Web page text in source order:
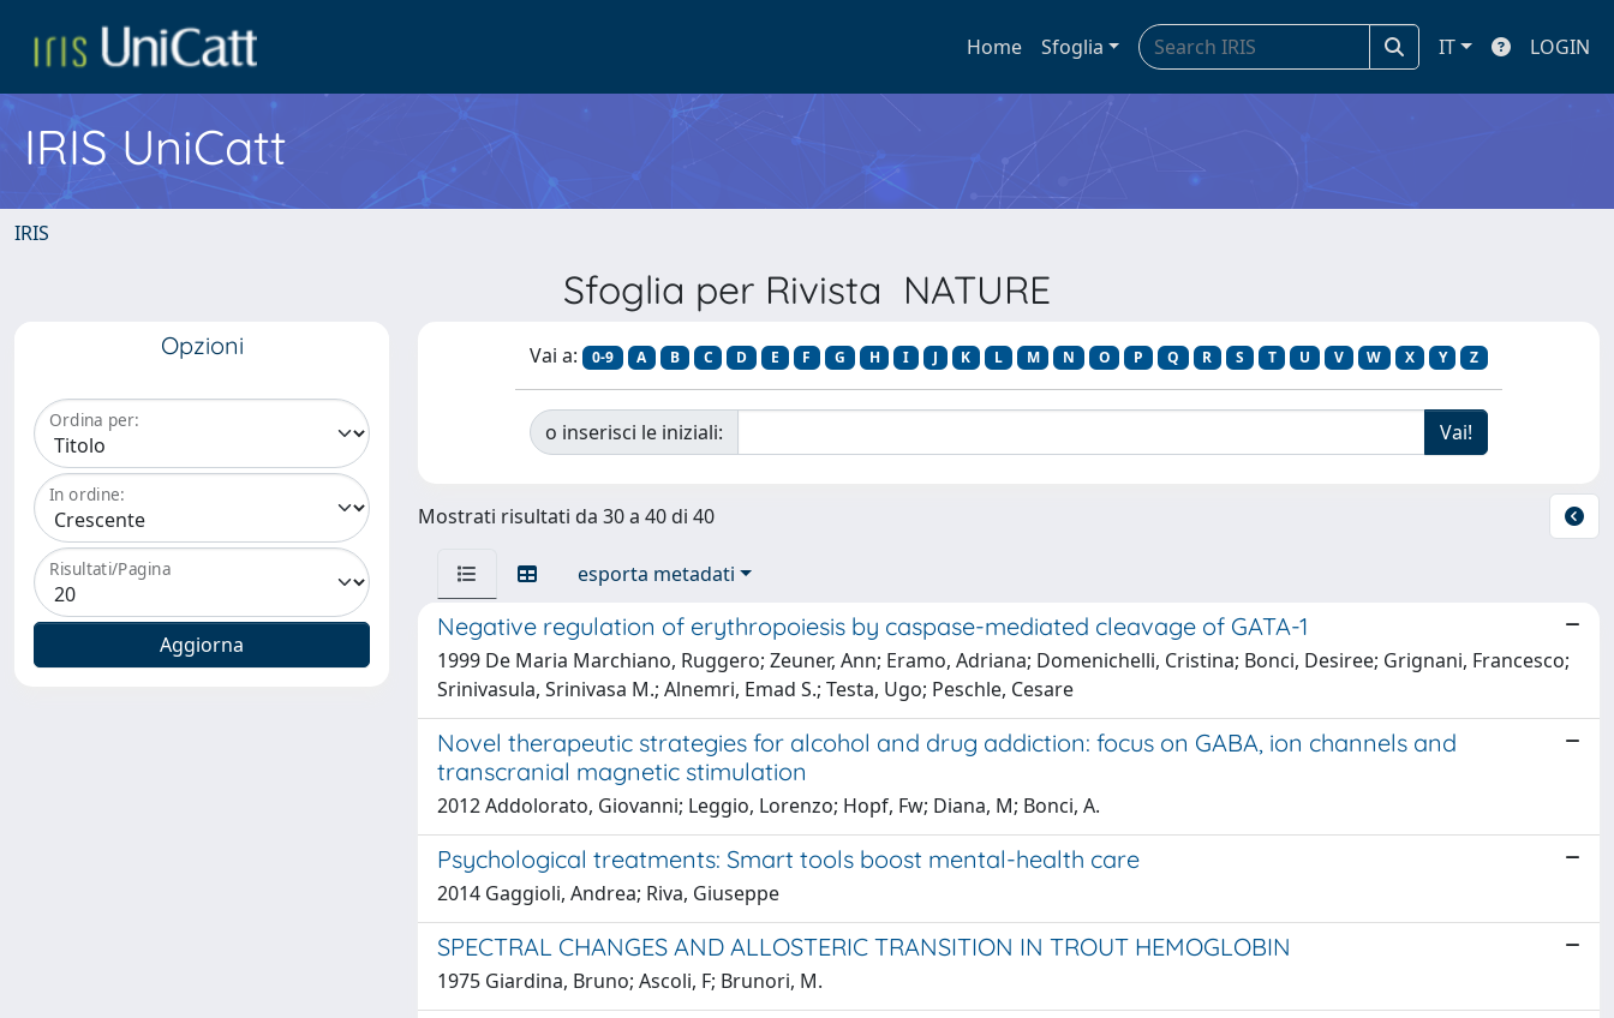
Home Sfoglia IT LOGIN
IRIS UniCatt
IRIS
Sfoglia per Rivista NATURE
Opzioni
Ordina per:
In ordine:
Risultati/Pagina
Vai a: 0-9 A B C D E F G H I J K L M N O P Q R S T U V W X Y Z
o inserisci le iniziali:
Mostrati risultati da 30 a 40 di 40
esporta metadati
Negative regulation of erythropoiesis by caspase-mediated cleavage of GATA-1
1999 De Maria Marchiano, Ruggero; Zeuner, Ann; Eramo, Adriana; Domenichelli, Cristina; Bonci, Desiree; Grignani, Francesco;
Srinivasula, Srinivasa M.; Alnemri, Emad S.; Testa, Ugo; Peschle, Cesare
Novel therapeutic strategies for alcohol and drug addiction: focus on GABA, ion channels and
transcranial magnetic stimulation
2012 Addolorato, Giovanni; Leggio, Lorenzo; Hopf, Fw; Diana, M; Bonci, A.
Psychological treatments: Smart tools boost mental-health care
2014 Gaggioli, Andrea; Riva, Giuseppe
SPECTRAL CHANGES AND ALLOSTERIC TRANSITION IN TROUT HEMOGLOBIN
1975 Giardina, Bruno; Ascoli, F; Brunori, M.